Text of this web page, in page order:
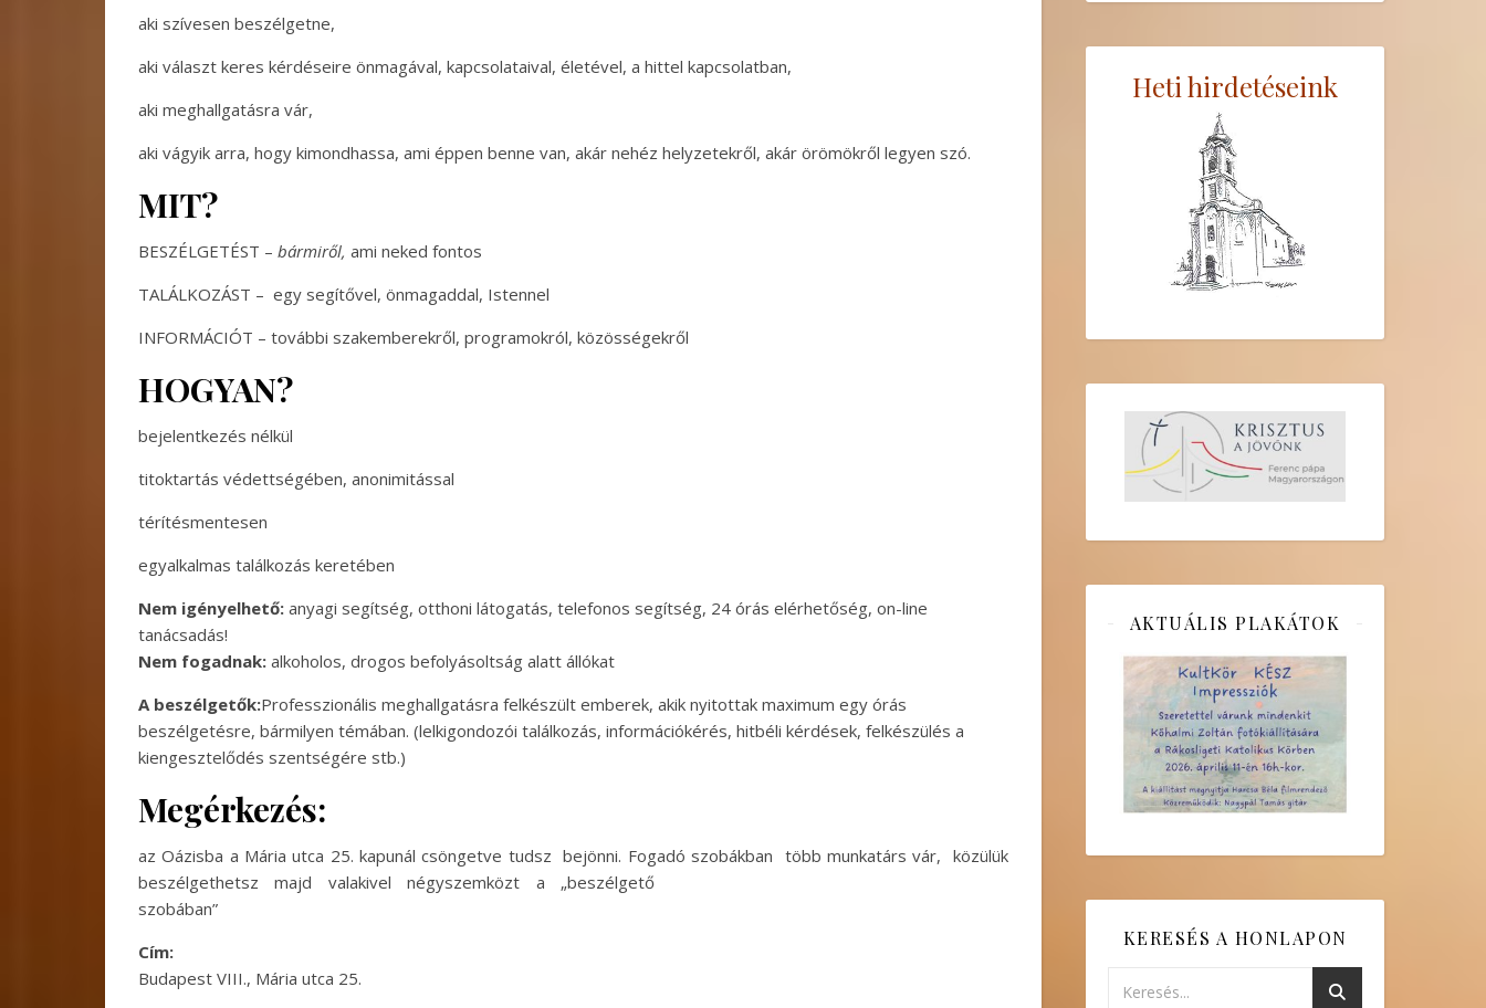
aki szívesen beszélgetne,
aki választ keres kérdéseire önmagával, kapcsolataival, életével, a hittel kapcsolatban,
aki meghallgatásra vár,
aki vágyik arra, hogy kimondhassa, ami éppen benne van, akár nehéz helyzetekről, akár örömökről legyen szó.
MIT?
BESZÉLGETÉST – bármiről, ami neked fontos
TALÁLKOZÁST – egy segítővel, önmagaddal, Istennel
INFORMÁCIÓT – további szakemberekről, programokról, közösségekről
HOGYAN?
bejelentkezés nélkül
titoktartás védettségében, anonimitással
térítésmentesen
egyalkalmas találkozás keretében
Nem igényelhető: anyagi segítség, otthoni látogatás, telefonos segítség, 24 órás elérhetőség, on-line
tanácsadás!
Nem fogadnak: alkoholos, drogos befolyásoltság alatt állókat
A beszélgetők:Professzionális meghallgatásra felkészült emberek, akik nyitottak maximum egy órás
beszélgetésre, bármilyen témában. (lelkigondozói találkozás, információkérés, hitbéli kérdések, felkészülés a
kiengesztelődés szentségére stb.)
Megérkezés:
az Oázisba a Mária utca 25. kapunál csöngetve tudsz bejönni. Fogadó szobákban több munkatárs vár, közülük
beszélgethetsz majd valakivel négyszemközt a „beszélgető
szobában”
Cím:
Budapest VIII., Mária utca 25.
Heti hirdetéseink
AKTUÁLIS PLAKÁTOK
KERESÉS A HONLAPON